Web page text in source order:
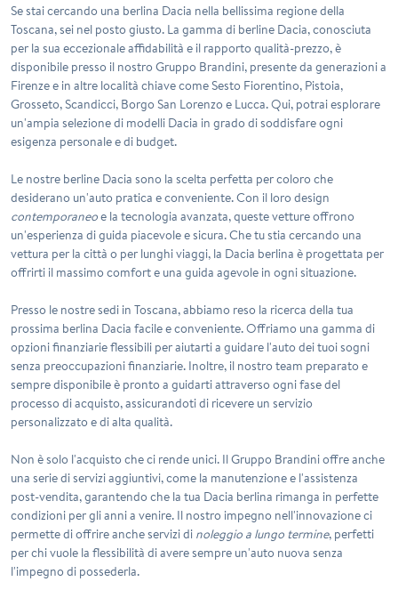
Se stai cercando una berlina Dacia nella bellissima regione della
Toscana, sei nel posto giusto. La gamma di berline Dacia, conosciuta
per la sua eccezionale affidabilità e il rapporto qualità-prezzo, è
disponibile presso il nostro Gruppo Brandini, presente da generazioni a
Firenze e in altre località chiave come Sesto Fiorentino, Pistoia,
Grosseto, Scandicci, Borgo San Lorenzo e Lucca. Qui, potrai esplorare
un'ampia selezione di modelli Dacia in grado di soddisfare ogni
esigenza personale e di budget.
Le nostre berline Dacia sono la scelta perfetta per coloro che
desiderano un'auto pratica e conveniente. Con il loro design
contemporaneoe la tecnologia avanzata, queste vetture offrono
un'esperienza di guida piacevole e sicura. Che tu stia cercando una
vettura per la città o per lunghi viaggi, la Dacia berlina è progettata per
offrirti il massimo comfort e una guida agevole in ogni situazione.
Presso le nostre sedi in Toscana, abbiamo reso la ricerca della tua
prossima berlina Dacia facile e conveniente. Offriamo una gamma di
opzioni finanziarie flessibili per aiutarti a guidare l'auto dei tuoi sogni
senza preoccupazioni finanziarie. Inoltre, il nostro team preparato e
sempre disponibile è pronto a guidarti attraverso ogni fase del
processo di acquisto, assicurandoti di ricevere un servizio
personalizzato e di alta qualità.
Non è solo l'acquisto che ci rende unici. Il Gruppo Brandini offre anche
una serie di servizi aggiuntivi, come la manutenzione e l'assistenza
post-vendita, garantendo che la tua Dacia berlina rimanga in perfette
condizioni per gli anni a venire. Il nostro impegno nell'innovazione ci
permette di offrire anche servizi di noleggio a lungo termine, perfetti
per chi vuole la flessibilità di avere sempre un'auto nuova senza
l'impegno di possederla.